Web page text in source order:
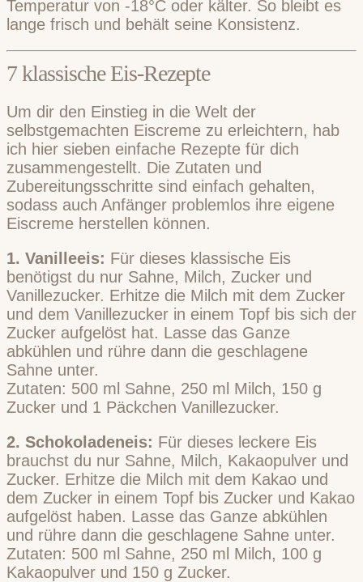
Temperatur von -18°C oder kälter. So bleibt es
lange frisch und behält seine Konsistenz.
7 klassische Eis-Rezepte
Um dir den Einstieg in die Welt der
selbstgemachten Eiscreme zu erleichtern, hab
ich hier sieben einfache Rezepte für dich
zusammengestellt. Die Zutaten und
Zubereitungsschritte sind einfach gehalten,
sodass auch Anfänger problemlos ihre eigene
Eiscreme herstellen können.
1. Vanilleeis: Für dieses klassische Eis
benötigst du nur Sahne, Milch, Zucker und
Vanillezucker. Erhitze die Milch mit dem Zucker
und dem Vanillezucker in einem Topf bis sich der
Zucker aufgelöst hat. Lasse das Ganze
abkühlen und rühre dann die geschlagene
Sahne unter.
Zutaten: 500 ml Sahne, 250 ml Milch, 150 g
Zucker und 1 Päckchen Vanillezucker.
2. Schokoladeneis: Für dieses leckere Eis
brauchst du nur Sahne, Milch, Kakaopulver und
Zucker. Erhitze die Milch mit dem Kakao und
dem Zucker in einem Topf bis Zucker und Kakao
aufgelöst haben. Lasse das Ganze abkühlen
und rühre dann die geschlagene Sahne unter.
Zutaten: 500 ml Sahne, 250 ml Milch, 100 g
Kakaopulver und 150 g Zucker.